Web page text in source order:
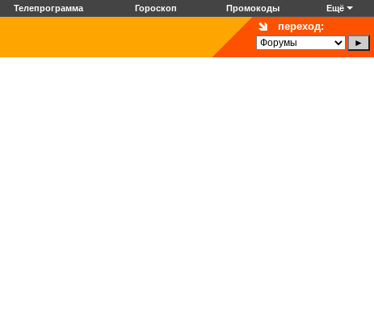
Телепрограмма Гороскоп Промокоды Ещё
переход: